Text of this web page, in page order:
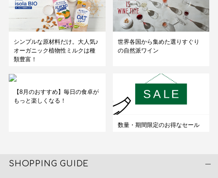
シンプルな原材料だけ。大人気♪
オーガニック植物性ミルクは種
類豊富！
世界各国から集めた選りすぐり
の自然派ワイン
【8月のおすすめ】毎日の食卓が
もっと楽しくなる！
数量・期間限定のお得なセール
SHOPPING GUIDE